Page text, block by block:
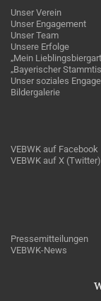
Unser Verein
Unser Engagement
Unser Team
Unsere Erfolge
„Mein
„Bayerischer
Unser soziales
Bildergalerie
VEBWK auf Facebook
VEBWK auf X (Twitter)
Pressemitteilungen
VEBWK-News